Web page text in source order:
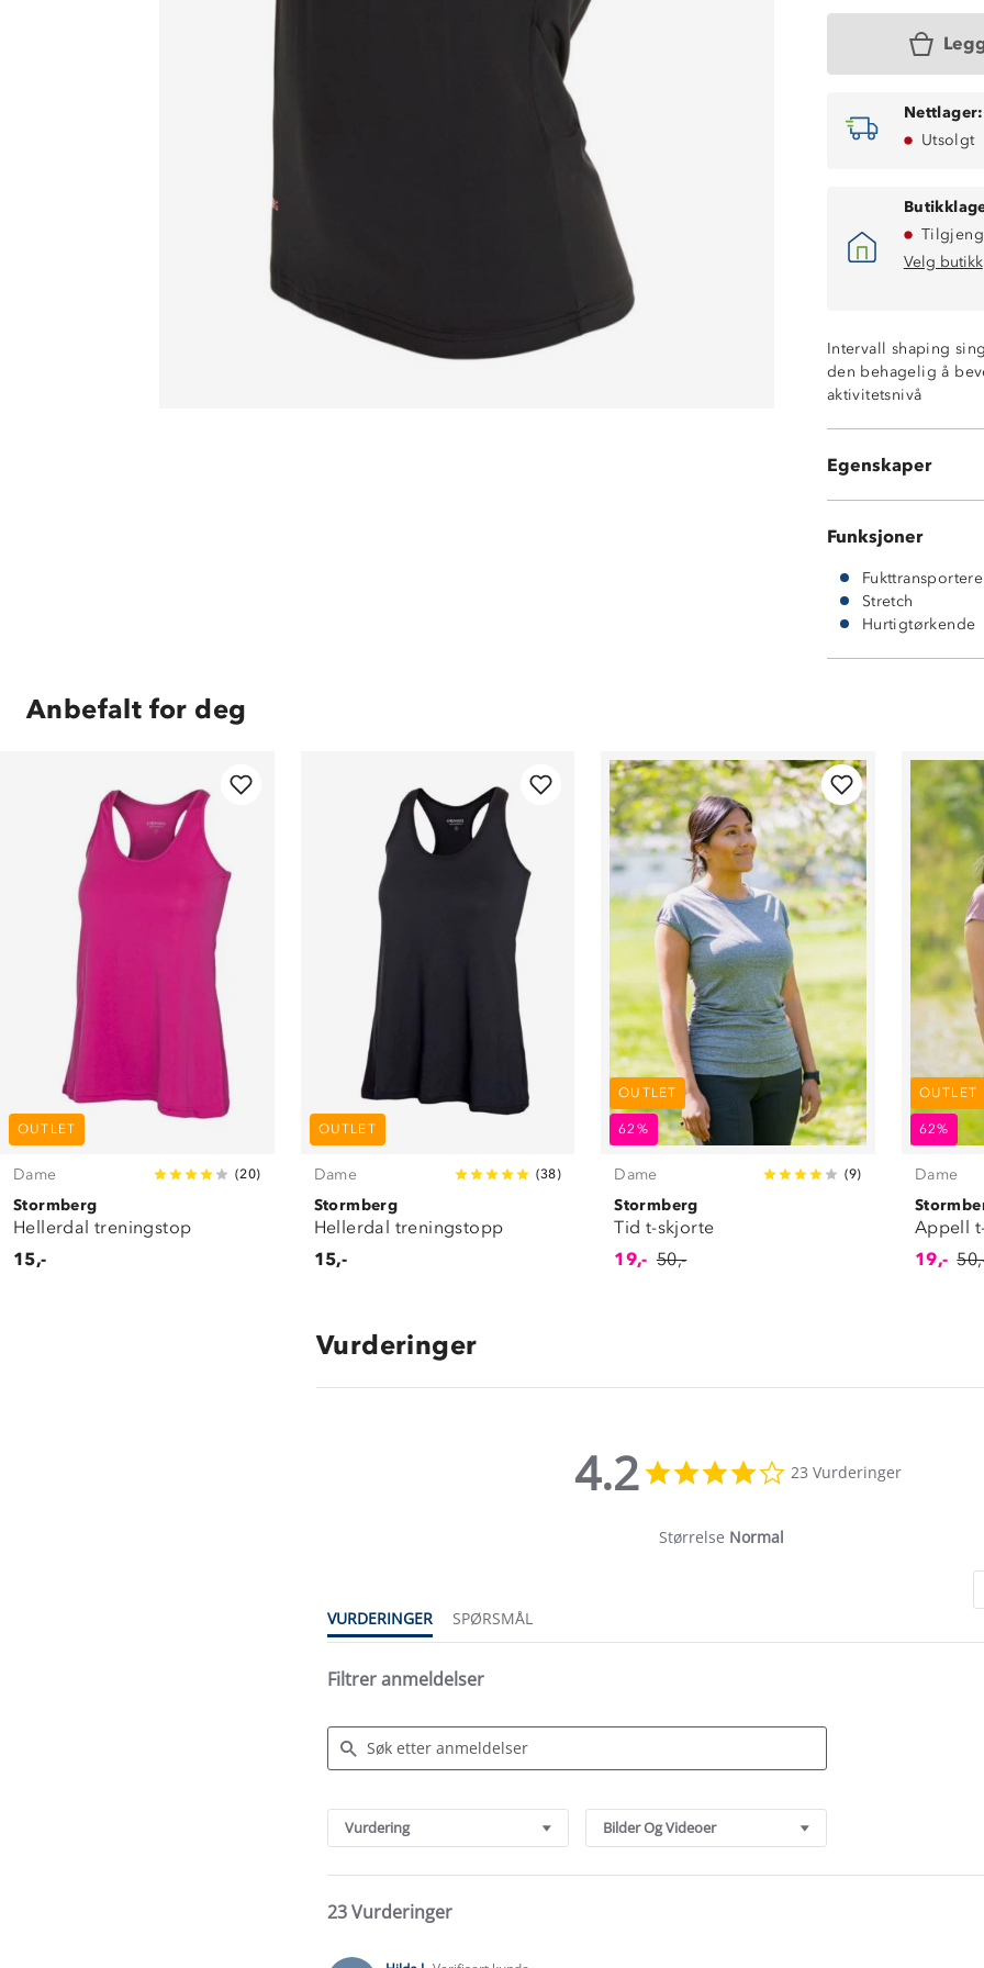
Nettlager:
Utsolgt
Velg butikk
Intervall shaping
den behagelig å
aktivitetsnivå
Egenskaper
Active
Funksjoner
Stretch
Hurtigtørkende
Anbefalt for deg
OUTLET
Dame (20)
Stormberg
Hellerdal treningstop
15,-
OUTLET
Dame (38)
Stormberg
Hellerdal treningstopp
15,-
OUTLET
62%
Dame (9)
Stormberg
Tid t-skjorte
19,- 50,-
OUTLET
62%
Dame
Appell
19,-
Vurderinger
4.2
star
23 Vurderinger
Størrelse Normal
VURDERINGER SPØRSMÅL
Filtrer anmeldelser
Reviews
Vurdering Bilder Og Videoer
23 Vurderinger